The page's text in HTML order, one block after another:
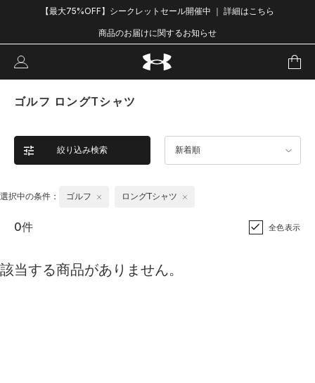
【最大75%OFF】シークレットセール開催中 ｜ 詳細はこちら
商品のお届けに関するお知らせ
ゴルフ ロングTシャツ
絞り込み検索 新着順
選択中の条件： ゴルフ ロングTシャツ
0件 全色表示
該当する商品がありません。